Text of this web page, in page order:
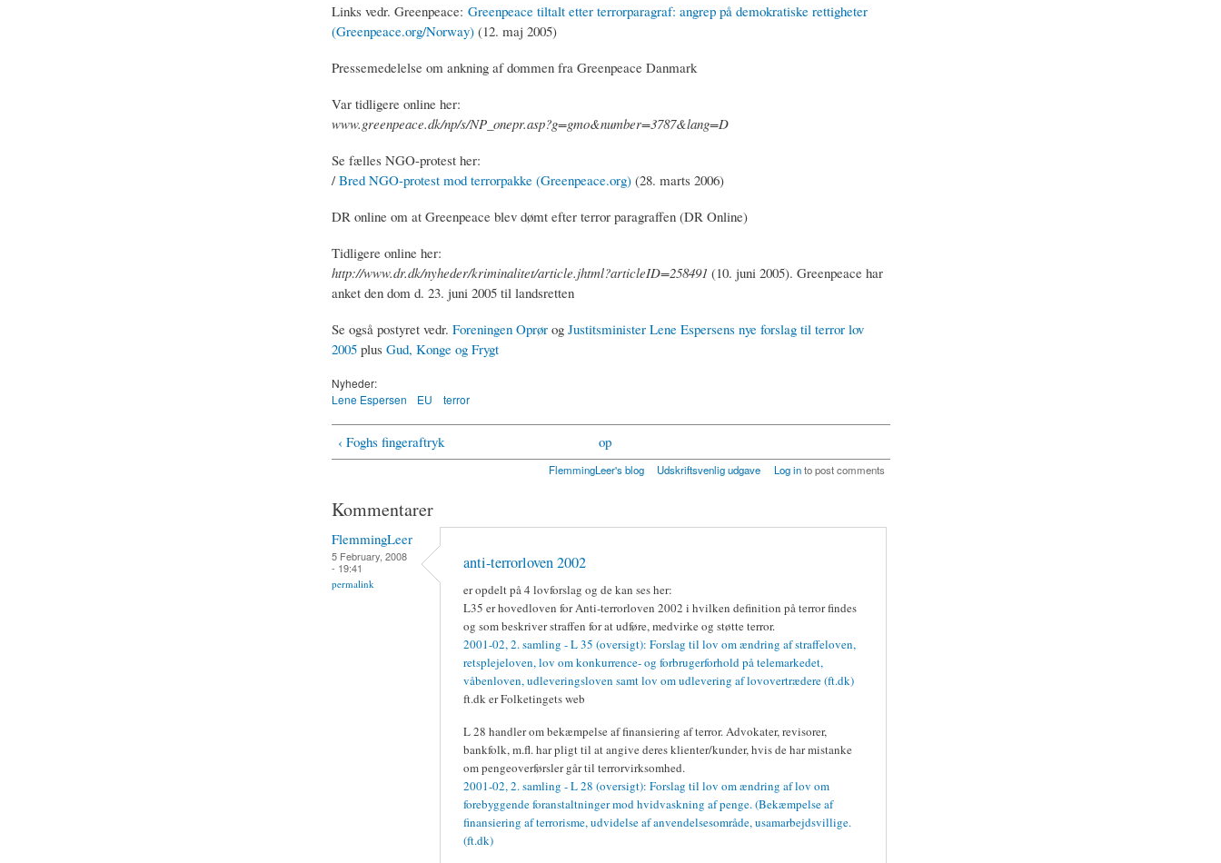
Links vedr. Greenpeace: Greenpeace tiltalt etter terrorparagraf: angrep på demokratiske rettigheter
(Greenpeace.org/Norway)(12. maj 2005)
Pressemedelelse om ankning af dommen fra Greenpeace Danmark
Var tidligere online her:
www.greenpeace.dk/np/s/NP_onepr.asp?g=gmo&number=3787&lang=D
Se fælles NGO-protest her:
/Bred NGO-protest mod terrorpakke (Greenpeace.org)(28. marts 2006)
DR online om at Greenpeace blev dømt efter terror paragraffen (DR Online)
Tidligere online her:
http://www.dr.dk/nyheder/kriminalitet/article.jhtml?articleID=258491 (10. juni 2005). Greenpeace har
anket den dom d. 23. juni 2005 til landsretten
Se også postyret vedr. Foreningen Oprørog Justitsminister Lene Espersens nye forslag til terror lov
2005plus Gud, Konge og Frygt
Nyheder:
Lene Espersen
EU terror
‹ Foghs fingeraftryk op
FlemmingLeer's blog Udskriftsvenlig udgave Log into post comments
Kommentarer
FlemmingLeer
5 February, 2008
- 19:41
permalink
anti-terrorloven 2002
er opdelt på 4 lovforslag og de kan ses her:
L35 er hovedloven for Anti-terrorloven 2002 i hvilken definition på terror findes
og som beskriver straffen for at udføre, medvirke og støtte terror.
2001-02, 2. samling - L 35 (oversigt): Forslag til lov om ændring af straffeloven,
retsplejeloven, lov om konkurrence- og forbrugerforhold på telemarkedet,
våbenloven, udleveringsloven samt lov om udlevering af lovovertrædere (ft.dk)
ft.dk er Folketingets web
L 28 handler om bekæmpelse af finansiering af terror. Advokater, revisorer,
bankfolk, m.fl. har pligt til at angive deres klienter/kunder, hvis de har mistanke
om pengeoverførsler går til terrorvirksomhed.
2001-02, 2. samling - L 28 (oversigt): Forslag til lov om ændring af lov om
forebyggende foranstaltninger mod hvidvaskning af penge. (Bekæmpelse af
finansiering af terrorisme, udvidelse af anvendelsesområde, usamarbejdsvillige.
(ft.dk)